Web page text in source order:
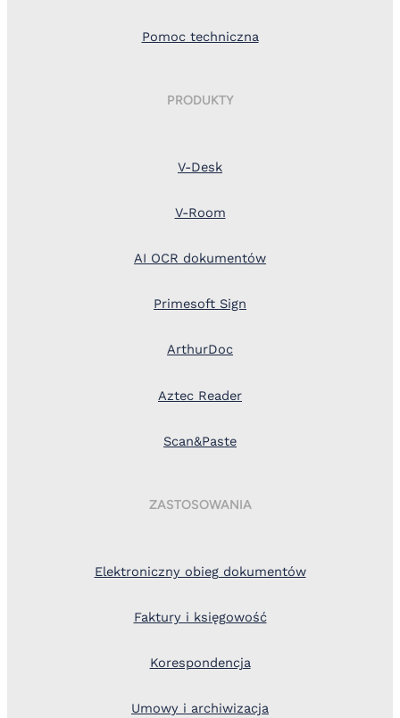
Pomoc techniczna
PRODUKTY
V-Desk
V-Room
AI OCR dokumentów
Primesoft Sign
ArthurDoc
Aztec Reader
Scan&Paste
ZASTOSOWANIA
Elektroniczny obieg dokumentów
Faktury i księgowość
Korespondencja
Umowy i archiwizacja